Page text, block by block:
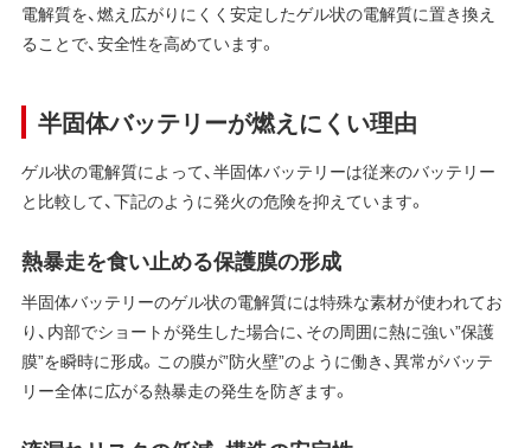
電解質を、燃え広がりにくく安定したゲル状の電解質に置き換え
ることで、安全性を高めています。
半固体バッテリーが燃えにくい理由
ゲル状の電解質によって、半固体バッテリーは従来のバッテリー
と比較して、下記のように発火の危険を抑えています。
熱暴走を食い止める保護膜の形成
半固体バッテリーのゲル状の電解質には特殊な素材が使われてお
り、内部でショートが発生した場合に、その周囲に熱に強い”保護
膜”を瞬時に形成。この膜が”防火壁”のように働き、異常がバッテ
リー全体に広がる熱暴走の発生を防ぎます。